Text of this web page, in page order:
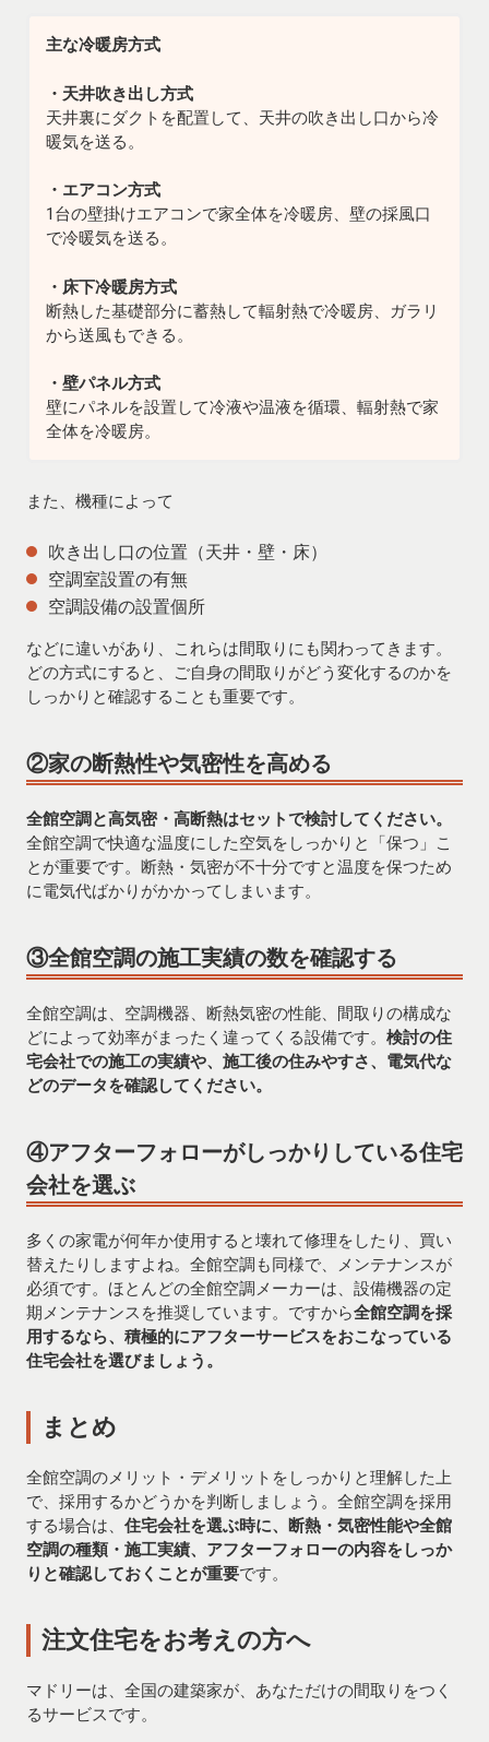
主な冷暖房方式
・天井吹き出し方式
天井裏にダクトを配置して、天井の吹き出し口から冷
暖気を送る。
・エアコン方式
1台の壁掛けエアコンで家全体を冷暖房、壁の採風口
で冷暖気を送る。
・床下冷暖房方式
断熱した基礎部分に蓄熱して輻射熱で冷暖房、ガラリ
から送風もできる。
・壁パネル方式
壁にパネルを設置して冷液や温液を循環、輻射熱で家
全体を冷暖房。
また、機種によって
吹き出し口の位置（天井・壁・床）
空調室設置の有無
空調設備の設置個所
などに違いがあり、これらは間取りにも関わってきます。
どの方式にすると、ご自身の間取りがどう変化するのかを
しっかりと確認することも重要です。
②家の断熱性や気密性を高める
全館空調と高気密・高断熱はセットで検討してください。
全館空調で快適な温度にした空気をしっかりと「保つ」こ
とが重要です。断熱・気密が不十分ですと温度を保つため
に電気代ばかりがかかってしまいます。
③全館空調の施工実績の数を確認する
全館空調は、空調機器、断熱気密の性能、間取りの構成な
どによって効率がまったく違ってくる設備です。 検討の住
宅会社での施工の実績や、施工後の住みやすさ、電気代な
どのデータを確認してください。
④アフターフォローがしっかりしている住宅
会社を選ぶ
多くの家電が何年か使用すると壊れて修理をしたり、買い
替えたりしますよね。全館空調も同様で、メンテナンスが
必須です。ほとんどの全館空調メーカーは、設備機器の定
期メンテナンスを推奨しています。ですから全館空調を採
用するなら、積極的にアフターサービスをおこなっている
住宅会社を選びましょう。
まとめ
全館空調のメリット・デメリットをしっかりと理解した上
で、採用するかどうかを判断しましょう。全館空調を採用
する場合は、 住宅会社を選ぶ時に、断熱・気密性能や全館
空調の種類・施工実績、アフターフォローの内容をしっか
りと確認しておくことが重要です。
注文住宅をお考えの方へ
マドリーは、全国の建築家が、あなただけの間取りをつく
るサービスです。